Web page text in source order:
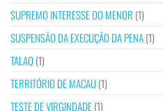
SUPREMO INTERESSE DO MENOR (1)
SUSPENSÃO DA EXECUÇÃO DA PENA(1)
TALAQ(1)
TERRITÓRIO DE MACAU(1)
TESTE DE VIRGINDADE(1)